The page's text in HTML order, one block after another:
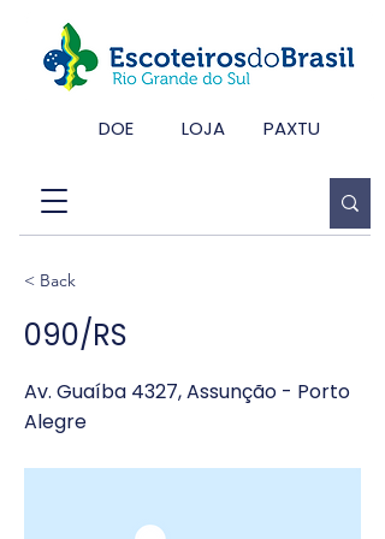
DOE LOJA PAXTU
< Back
090/RS
Av. Guaíba 4327, Assunção - Porto
Alegre